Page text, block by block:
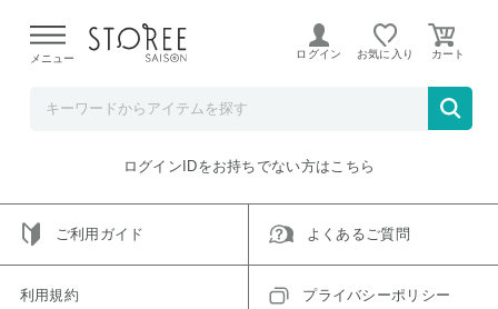
よる配送遅延が発生しております。
メニュー ログイン お気に入り
ご指定のアイテムは取り扱い終了、またはただいま取り扱い
トップへ戻る
ログインIDをお持ちでない方はこちら
ご利用ガイド よくあるご質問
利用規約 プライバシーポリシー